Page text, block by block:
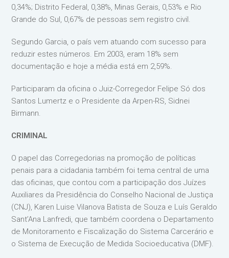
0,34%; Distrito Federal, 0,38%, Minas Gerais, 0,53% e Rio
Grande do Sul, 0,67% de pessoas sem registro civil.
Segundo Garcia, o país vem atuando com sucesso para
reduzir estes números. Em 2003, eram 18% sem
documentação e hoje a média está em 2,59%.
Participaram da oficina o Juiz-Corregedor Felipe Só dos
Santos Lumertz e o Presidente da Arpen-RS, Sidnei
Birmann.
CRIMINAL
O papel das Corregedorias na promoção de políticas
penais para a cidadania também foi tema central de uma
das oficinas, que contou com a participação dos Juízes
Auxiliares da Presidência do Conselho Nacional de Justiça
(CNJ), Karen Luise Vilanova Batista de Souza e Luís Geraldo
Sant’Ana Lanfredi, que também coordena o Departamento
de Monitoramento e Fiscalização do Sistema Carcerário e
o Sistema de Execução de Medida Socioeducativa (DMF).